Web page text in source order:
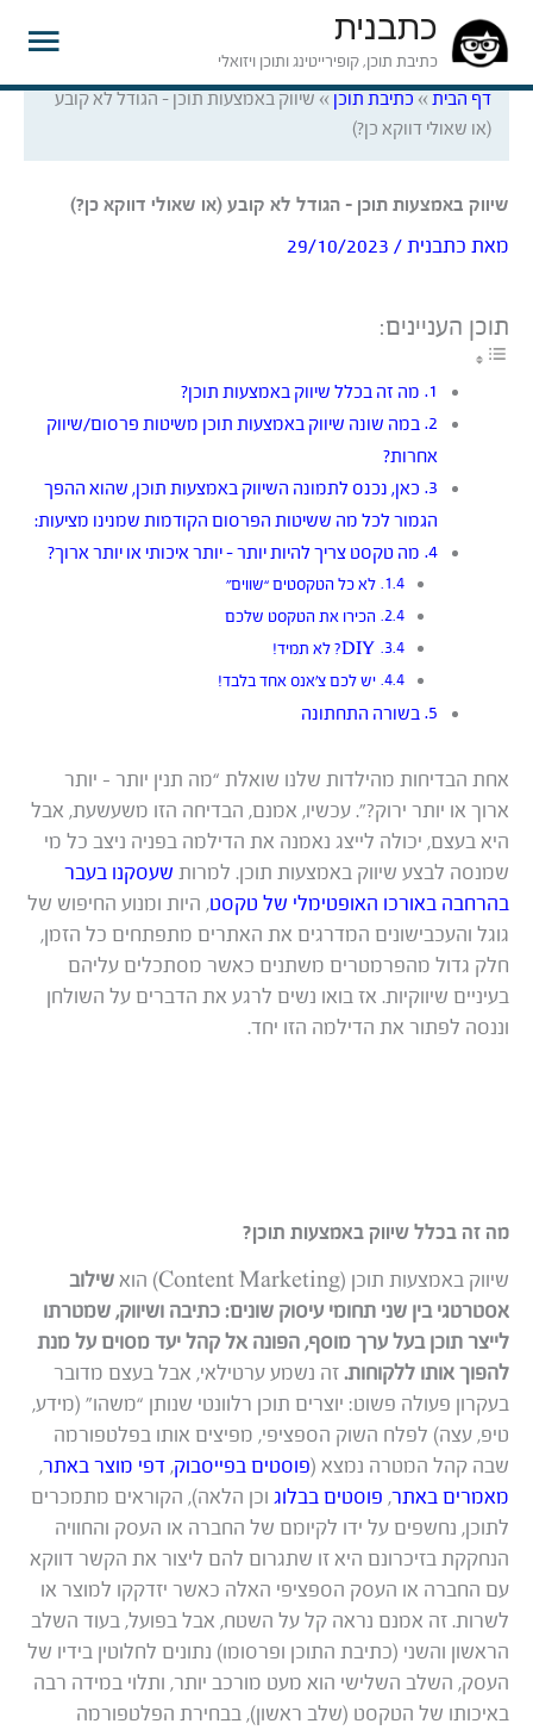
כתבנית
כתיבת תוכן, קופירייטינג ותוכן ויזואלי
דף הבית » כתיבת תוכן » שיווק באמצעות תוכן – הגודל לא קובע
(או שאולי דווקא כן?)
שיווק באמצעות תוכן – הגודל לא קובע (או שאולי דווקא כן?)
מאת כתבנית/
29/10/2023
תוכן העניינים:
מה זה בכלל שיווק באמצעות תוכן?
במה שונה שיווק באמצעות תוכן משיטות פרסום/שיווק
אחרות?
כאן, נכנס לתמונה השיווק באמצעות תוכן, שהוא ההפך
הגמור לכל מה ששיטות הפרסום הקודמות שמנינו מציעות:
מה טקסט צריך להיות יותר – יותר איכותי או יותר ארוך?
לא כל הטקסטים “שווים”
הכירו את הטקסט שלכם
DIY? לא תמיד!
יש לכם צ’אנס אחד בלבד!
בשורה התחתונה
אחת הבדיחות מהילדות שלנו שואלת “מה תנין יותר – יותר
ארוך או יותר ירוק?”. עכשיו, אמנם, הבדיחה הזו משעשעת, אבל
היא בעצם, יכולה לייצג נאמנה את הדילמה בפניה ניצב כל מי
שמנסה לבצע שיווק באמצעות תוכן. למרות שעסקנו בעבר
בהרחבה באורכו האופטימלי של טקסט, היות ומנוע החיפוש של
גוגל והעכבישונים המדרגים את האתרים מתפתחים כל הזמן,
חלק גדול מהפרמטרים משתנים כאשר מסתכלים עליהם
בעיניים שיווקיות. אז בואו נשים לרגע את הדברים על השולחן
וננסה לפתור את הדילמה הזו יחד.
מה זה בכלל שיווק באמצעות תוכן?
שיווק באמצעות תוכן (Content Marketing) הוא
שילוב
אסטרטגי בין שני תחומי עיסוק שונים: כתיבה ושיווק, שמטרתו
לייצר תוכן בעל ערך מוסף, הפונה אל קהל יעד מסוים על מנת
להפוך אותו ללקוחות.זה נשמע ערטילאי, אבל בעצם מדובר
בעקרון פעולה פשוט: יוצרים תוכן רלוונטי שנותן “משהו” (מידע,
טיפ, עצה) לפלח השוק הספציפי, מפיצים אותו בפלטפורמה
שבה קהל המטרה נמצא (פוסטים בפייסבוק, דפי מוצר באתר,
מאמרים באתר, פוסטים בבלוג וכן הלאה), הקוראים מתמכרים
לתוכן, נחשפים על ידו לקיומם של החברה או העסק והחוויה
הנחקקת בזיכרונם היא זו שתגרום להם ליצור את הקשר דווקא
עם החברה או העסק הספציפי האלה כאשר יזדקקו למוצר או
לשרות. זה אמנם נראה קל על השטח, אבל בפועל, בעוד השלב
הראשון והשני (כתיבת התוכן ופרסומו) נתונים לחלוטין בידיו של
העסק, השלב השלישי הוא מעט מורכב יותר, ותלוי במידה רבה
באיכותו של הטקסט (שלב ראשון), בבחירת הפלטפורמה